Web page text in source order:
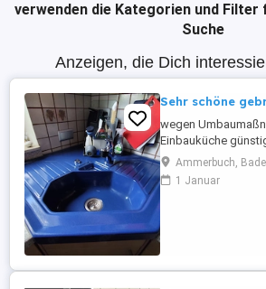
verwenden die Kategorien und
Suche
Anzeigen, die Dich
Sehr schöne
wegen
Einbauküche
ca. 2.40 m x 4.20 m
handelt sich um
Küche, gepflegt und
Ammerbuch,
1 Januar